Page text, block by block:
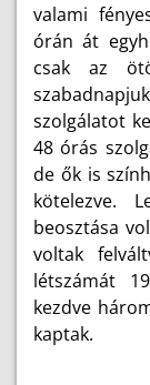
valami
órán át
csak az
szolgálatot
48 órás
de ők is
kötelezve.
beosztása
voltak
létszámát
kezdve
kaptak.